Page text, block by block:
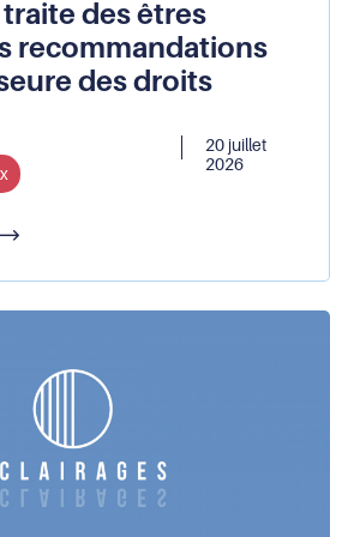
des êtres
recommandations
des droits
20 juillet
2026